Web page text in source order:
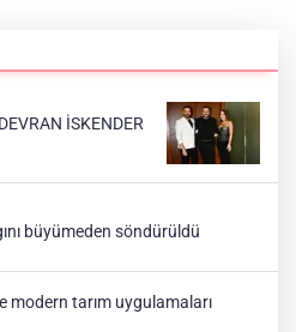
İSKENDER
büyümeden söndürüldü
modern tarım uygulamaları